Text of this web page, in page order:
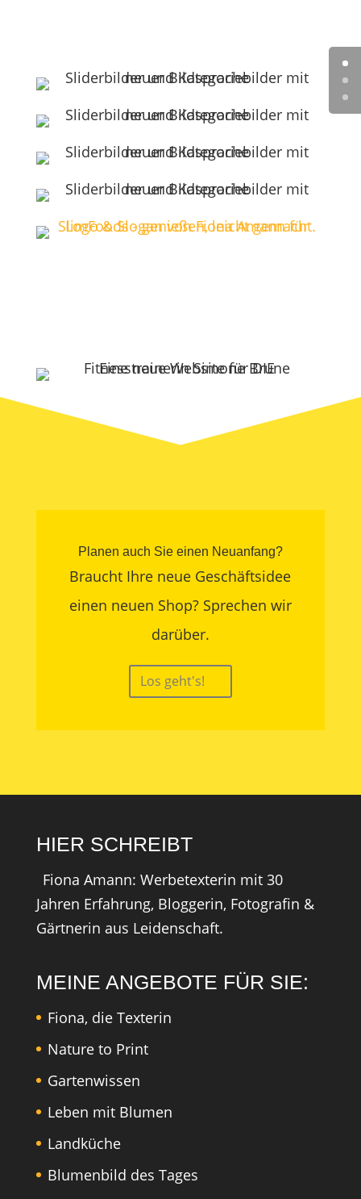
Planen auch Sie einen Neuanfang?
Braucht Ihre neue Geschäftsidee
einen neuen Shop? Sprechen wir
darüber.
Los geht's!
HIER SCHREIBT
Fiona Amann: Werbetexterin mit 30
Jahren Erfahrung, Bloggerin, Fotografin &
Gärtnerin aus Leidenschaft.
MEINE ANGEBOTE FÜR SIE:
Fiona, die Texterin
Nature to Print
Gartenwissen
Leben mit Blumen
Landküche
Blumenbild des Tages